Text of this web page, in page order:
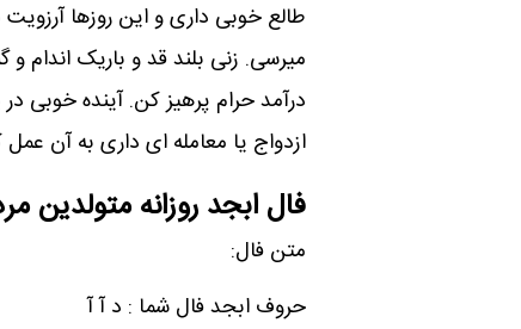
طالع خوبی داری و این روزها
میرسی. زنی بلند قد و باریک
درآمد حرام پرهیز کن. آینده خوبی
ازدواج یا معامله ای داری به آن
فال ابجد روزانه متولدین
متن فال:
حروف ابجد فال شما : د آ آ